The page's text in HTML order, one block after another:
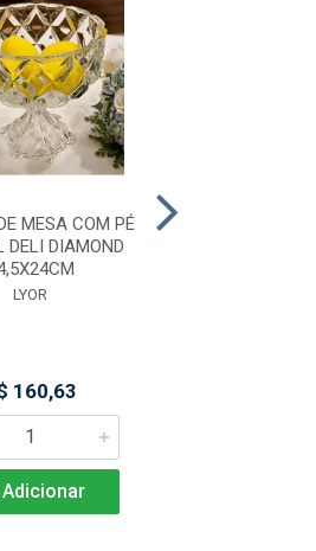
MESA COM PÉ
DELI DIAMOND
LYOR
160,63